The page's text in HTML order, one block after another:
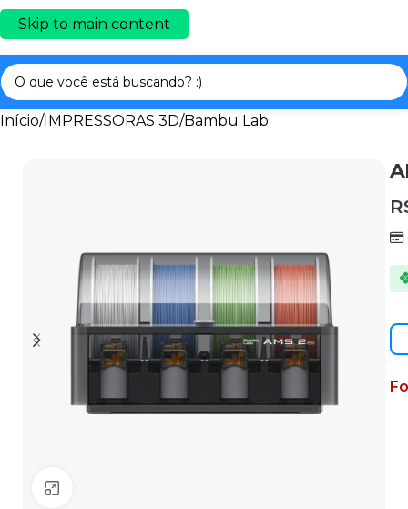
Skip to main content
Início/IMPRESSORAS 3D/Bambu Lab